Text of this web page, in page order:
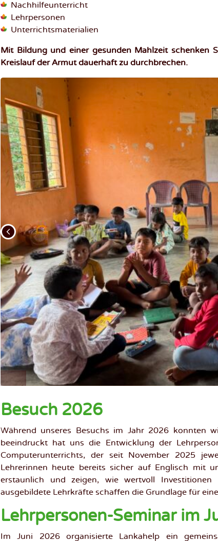
Nachhilfeunterricht
Lehrpersonen
Unterrichtsmaterialien
Mit Bildung und einer gesunden Mahlzeit schenken
Kreislauf der Armut dauerhaft zu durchbrechen.
Computerkurs für die Nachhilfelehrerinnen
Computerkurs für Lehrpersonen
Besuch 2026
Während unseres Besuchs im Jahr 2026 konnten
beeindruckt hat uns die Entwicklung der
Computerunterrichts, der seit November 2025
Lehrerinnen heute bereits sicher auf Englisch mit
erstaunlich und zeigen, wie wertvoll
ausgebildete Lehrkräfte schaffen die Grundlage für
Lehrpersonen-Seminar im
Im Juni 2026 organisierte Lankahelp ein